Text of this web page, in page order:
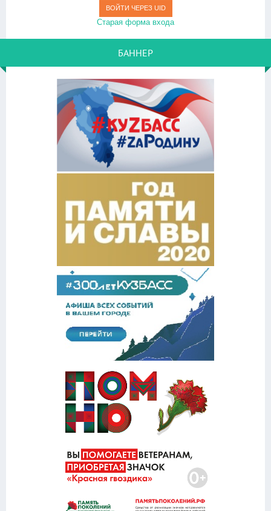
ВОЙТИ ЧЕРЕЗ UID
Старая форма входа
БАННЕР